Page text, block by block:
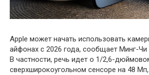
Apple может начать использовать
айфонах с 2026 года, сообщает Минг-Чи
В частности, речь идет о 1/2,6-
сверхширокоугольном сенсоре на 48